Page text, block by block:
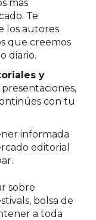
más
Te
los autores
que creemos
diario.
y
con tu
informada
editorial
sobre
bolsa de
a toda